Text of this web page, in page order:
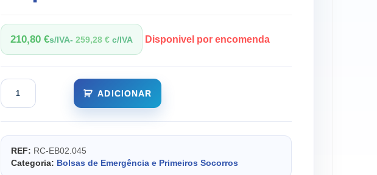
210,80 €s/IVA- 259,28 €c/IVA Disponivel por encomenda
Quantidade
Bolsa
EXTREME
ADICIONAR
REF: RC-EB02.045
Categoria: Bolsas de Emergência e Primeiros Socorros